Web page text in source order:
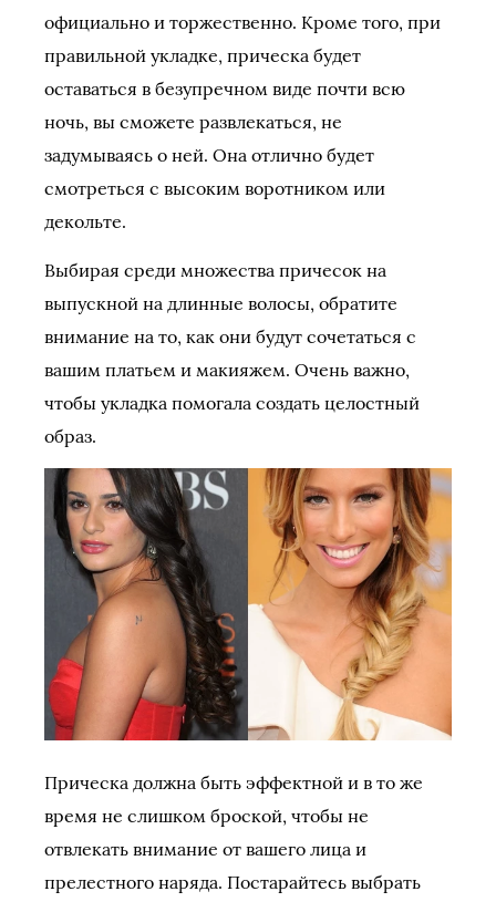
официально и торжественно. Кроме того, при
правильной укладке, прическа будет
оставаться в безупречном виде почти всю
ночь, вы сможете развлекаться, не
задумываясь о ней. Она отлично будет
смотреться с высоким воротником или
декольте.
Выбирая среди множества причесок на
выпускной на длинные волосы, обратите
внимание на то, как они будут сочетаться с
вашим платьем и макияжем. Очень важно,
чтобы укладка помогала создать целостный
образ.
Прическа должна быть эффектной и в то же
время не слишком броской, чтобы не
отвлекать внимание от вашего лица и
прелестного наряда. Постарайтесь выбрать